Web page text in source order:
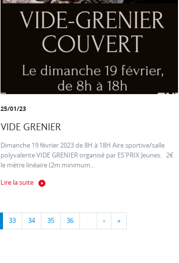
25/01/23
VIDE GRENIER
Dimanche 19 février 2023 de 8H à 18H Aire sportive/salle
polyvalente VIDE GRENIER organisé par ES'PRIX Jeunes. 2€
le mètre linéaire (2m minimum...
Lire la suite
33 34 35 36 … › »